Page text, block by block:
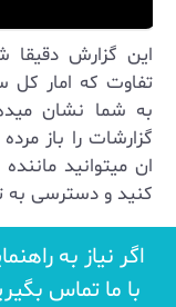
این گزارش
تفاوت که امار
به شما نشان
گزارشات را باز
ان میتوانید
کنید و دسترسی به
اگر نیاز به
با ما تماس